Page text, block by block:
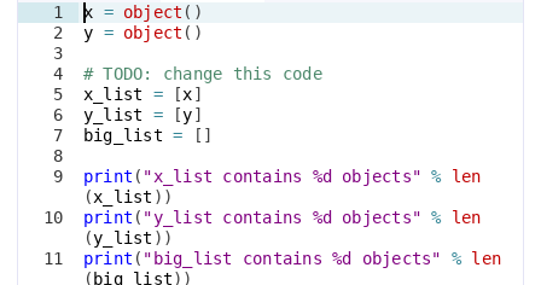
1
2
3
4
5
6
7
8
9
10
11
x = object ( )
y = object ( )
# TODO: change this code
x_list
= [x]
y_list
= [y]
big_list = [ ]
print ( "x_list contains %d objects" %
len
(x_list ))
print ( "y_list contains %d objects" %
len
(y_list ))
print ( "big_list contains %d objects" % len
( big_list))